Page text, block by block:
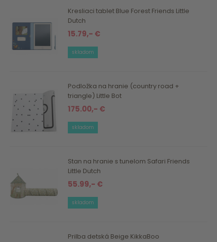
Kresliaci tablet Blue Forest Friends Little
Dutch
15.79,- €
skladom
Podložka na hranie (country road +
triangle) Little Bot
175.00,- €
skladom
Stan na hranie s tunelom Safari Friends
Little Dutch
55.99,- €
skladom
Prilba detská Beige KikkaBoo